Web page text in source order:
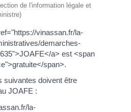
de l'information légale et
vinassan.fr/la-
demarches-
a> est <span
span>.
suivantes doivent être
JOAFE :
la-